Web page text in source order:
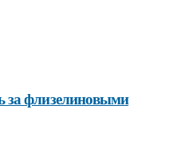
за флизелиновыми